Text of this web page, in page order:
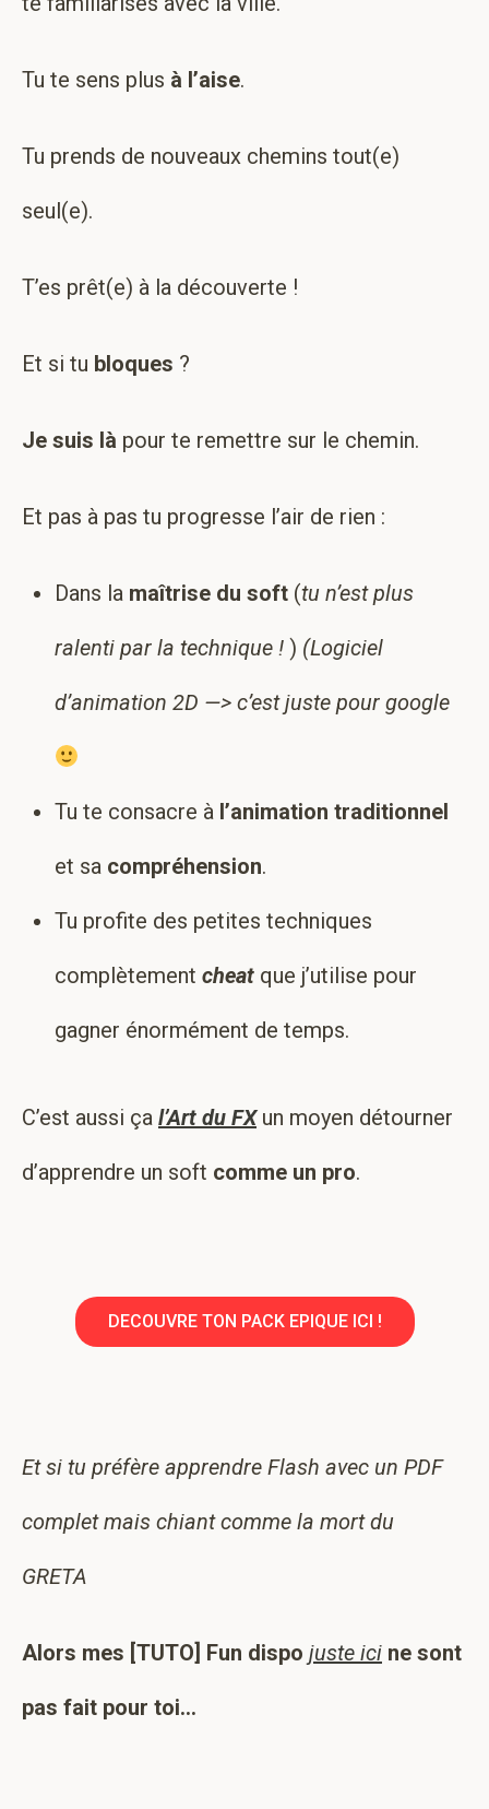
Tu te sens plus à l’aise.
Tu prends de nouveaux chemins tout(e)
seul(e).
T’es prêt(e) à la découverte !
Et si tu bloques ?
Je suis là pour te remettre sur le chemin.
Et pas à pas tu progresse l’air de rien :
Dans la maîtrise du soft (tu n’est plus
ralenti par la technique ! ) (Logiciel
d’animation 2D —> c’est juste pour google
Tu te consacre à l’animation traditionnel
et sa compréhension.
Tu profite des petites techniques
complètement cheat que j’utilise pour
gagner énormément de temps.
C’est aussi ça l’Art du FXun moyen détourner
d’apprendre un soft comme un pro.
DECOUVRE TON PACK EPIQUE ICI !
Et si tu préfère apprendre Flash avec un PDF
complet mais chiant comme la mort du
GRETA
Alors mes [TUTO] Fun dispo juste ici ne sont
pas fait pour toi…